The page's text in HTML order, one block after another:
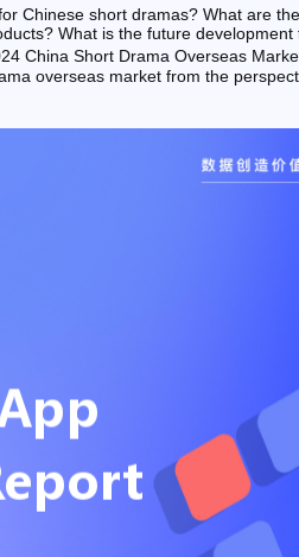
Chinese short dramas? What are
What is the future development
China Short Drama Overseas
overseas market from the